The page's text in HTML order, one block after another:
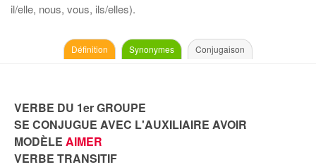
il/elle, nous, vous, ils/elles).
Définition Synonymes Conjugaison
VERBE DU 1er GROUPE
SE CONJUGUE AVEC L'AUXILIAIRE AVOIR
MODÈLE AIMER
VERBE TRANSITIF